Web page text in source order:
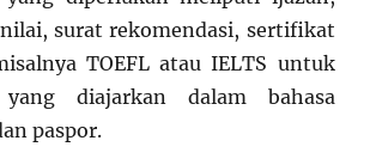
surat rekomendasi, sertifikat
TOEFL atau IELTS untuk
diajarkan dalam bahasa
paspor.